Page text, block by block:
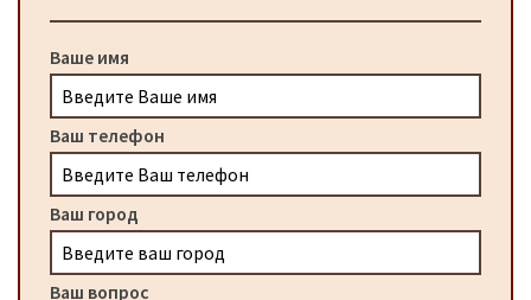
Ваше имя
Ваш телефон
Ваш город
Ваш вопрос